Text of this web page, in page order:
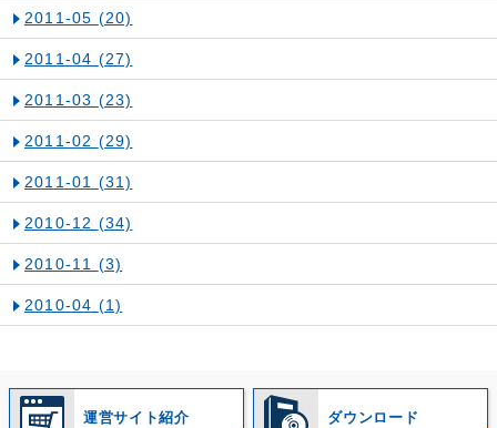
2011-05 (20)
2011-04 (27)
2011-03 (23)
2011-02 (29)
2011-01 (31)
2010-12 (34)
2010-11 (3)
2010-04 (1)
運営サイト紹介 ダウンロード